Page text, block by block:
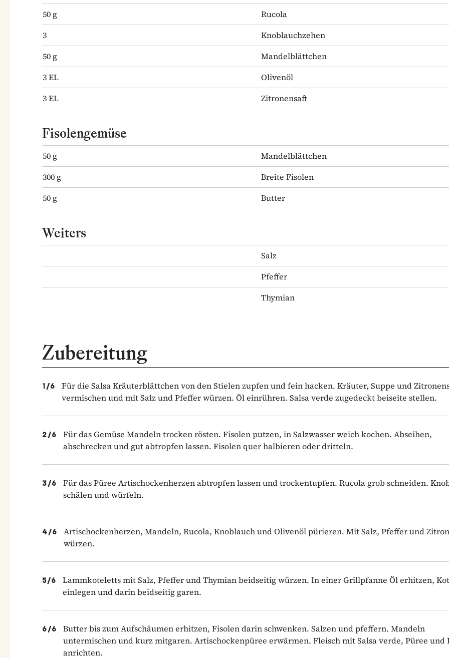
50 g
Rucola
3
Knoblauchzehen
50 g
Mandelblättchen
3EL
Olivenöl
3EL Zitronensaft
Fisolengemüse
50 g
Mandelblättchen
300 g
Breite Fisolen
50 g Butter
Weiters
Salz
Pfeffer
Thymian
Zubereitung
1/6
Für die Salsa Kräuterblättchen von den Stielen zupfen und fein hacken. Kräuter, Suppe und
vermischen und mit Salz und Pfeffer würzen. Öl einrühren. Salsa verde zugedeckt beiseite stellen.
2/6
Für das Gemüse Mandeln trocken rösten. Fisolen putzen, in Salzwasser weich kochen. Abseihen,
abschrecken und gut abtropfen lassen. Fisolen quer halbieren oder dritteln.
3/6
Für das Püree Artischockenherzen abtropfen lassen und trockentupfen. Rucola grob schneiden.
schälen und würfeln.
4/6
Artischockenherzen, Mandeln, Rucola, Knoblauch und Olivenöl pürieren. Mit Salz, Pfeffer und
würzen.
5/6
Lammkoteletts mit Salz, Pfeffer und Thymian beidseitig würzen. In einer Grillpfanne Öl erhitzen,
einlegen und darin beidseitig garen.
6/6
Butter bis zum Aufschäumen erhitzen, Fisolen darin schwenken. Salzen und pfeffern. Mandeln
untermischen und kurz mitgaren. Artischockenpüree erwärmen. Fleisch mit Salsa verde, Püree und
anrichten.